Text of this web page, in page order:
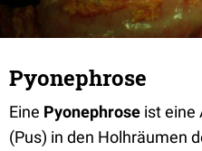
Pyonephrose
Eine Pyonephrose ist eine
(Pus) in den Holhräumen